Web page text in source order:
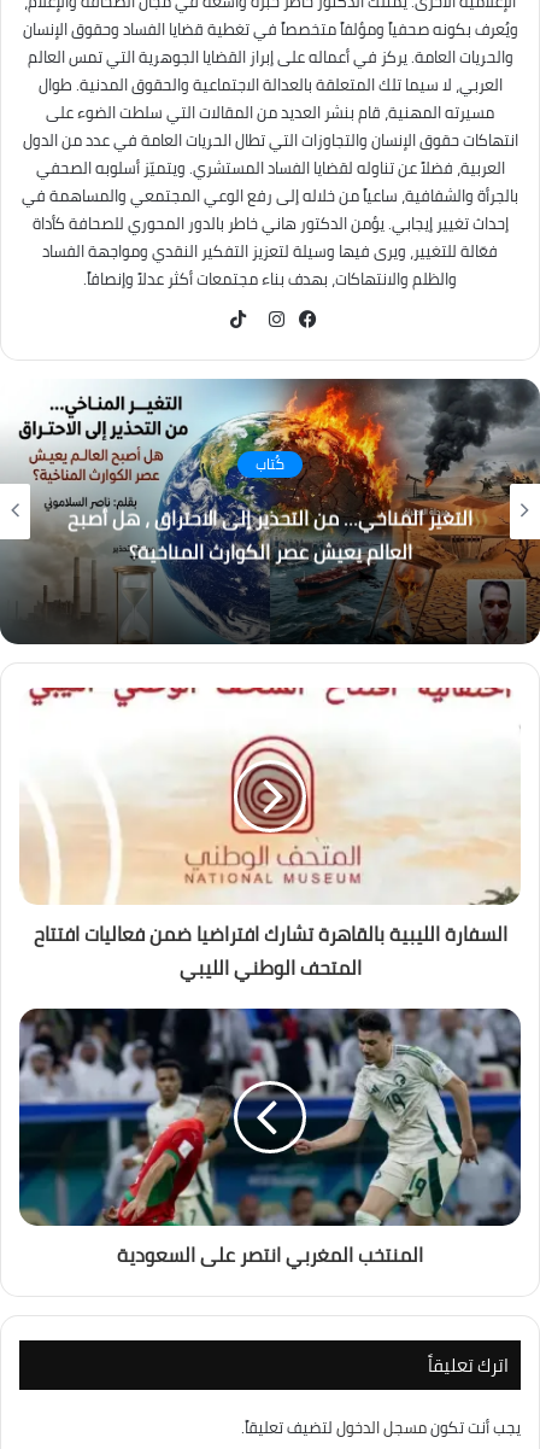
ويُعرف بكونه صحفياً ومؤلفاً متخصصاً في تغطية قضايا الفساد وحقوق الإنسان
والحريات العامة. يركز في أعماله على إبراز القضايا الجوهرية التي تمس العالم
العربي، لا سيما تلك المتعلقة بالعدالة الاجتماعية والحقوق المدنية. طوال
مسيرته المهنية، قام بنشر العديد من المقالات التي سلطت الضوء على
انتهاكات حقوق الإنسان والتجاوزات التي تطال الحريات العامة في عدد من الدول
العربية، فضلاً عن تناوله لقضايا الفساد المستشري. ويتميّز أسلوبه الصحفي
بالجرأة والشفافية، ساعياً من خلاله إلى رفع الوعي المجتمعي والمساهمة في
إحداث تغيير إيجابي. يؤمن الدكتور هاني خاطر بالدور المحوري للصحافة كأداة
فعّالة للتغيير، ويرى فيها وسيلة لتعزيز التفكير النقدي ومواجهة الفساد
والظلم والانتهاكات، بهدف بناء مجتمعات أكثر عدلاً وإنصافاً.
كُتاب
التغير المناخي… من التحذير إلى الاحتراق ، هل أصبح
العالم يعيش عصر الكوارث المناخية؟
السفارة الليبية بالقاهرة تشارك افتراضيا ضمن فعاليات افتتاح
المتحف الوطني الليبي
المنتخب المغربي انتصر على السعودية
اترك تعليقاً
يجب أنت تكونمسجل الدخوللتضيف تعليقاً.